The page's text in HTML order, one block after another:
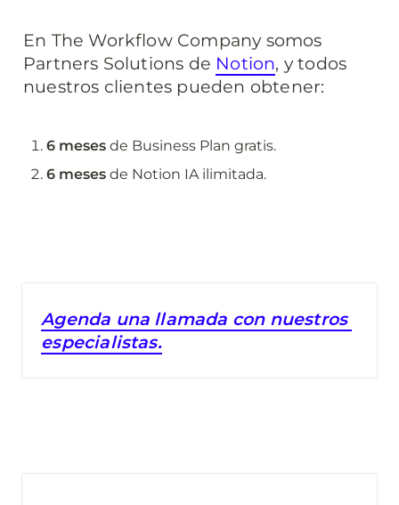
En The Workflow Company somos
Partners Solutions de Notion, y todos
nuestros clientes pueden obtener:
6 meses de Business Plan gratis.
6 meses de Notion IA ilimitada.
Agenda una llamada con nuestros
especialistas.